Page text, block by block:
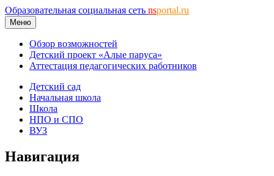
Образовательная социальная сеть nsportal.ru
Меню
Обзор возможностей
Детский проект «Алые паруса»
Аттестация педагогических работников
Детский сад
Начальная школа
Школа
НПО и СПО
ВУЗ
Навигация